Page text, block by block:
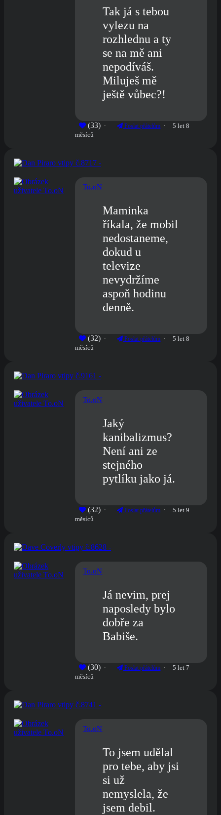
Tak já s tebou
vylezu na
rozhlednu a ty
se na mě ani
nepodíváš.
Miluješ mě
ještě vůbec?!
(33) Poslat přátelům
5 let 8
měsíců
To.oN
Maminka
říkala, že mobil
nedostaneme,
dokud u
televize
nevydržíme
aspoň hodinu
denně.
(32) Poslat přátelům
5 let 8
měsíců
To.oN
Jaký
kanibalizmus?
Není ani ze
stejného
pytlíku jako já.
(32) Poslat přátelům
5 let 9
měsíců
To.oN
Já nevim, prej
naposledy bylo
dobře za
Babiše.
(30) Poslat přátelům
5 let 7
měsíců
To.oN
To jsem udělal
pro tebe, aby jsi
si už
nemyslela, že
jsem debil.